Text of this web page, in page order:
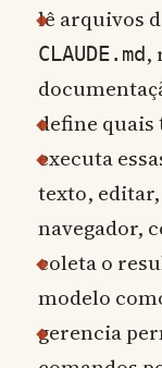
lê arquivos
CLAUDE.md,
define quais
executa
texto,
navegador,
coleta o
modelo
gerencia